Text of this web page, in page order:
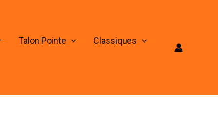
Talon Pointe Classiques